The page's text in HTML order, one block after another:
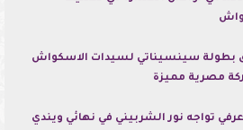
بطولة سينسيناتي لسيدات الاسكواش
مصرية مميزة
تواجه نور الشربيني في نهائي ويندي